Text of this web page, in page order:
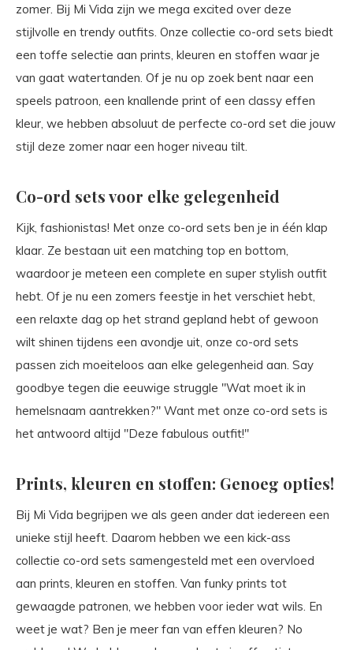
zomer. Bij Mi Vida zijn we mega excited over deze
stijlvolle en trendy outfits. Onze collectie co-ord sets biedt
een toffe selectie aan prints, kleuren en stoffen waar je
van gaat watertanden. Of je nu op zoek bent naar een
speels patroon, een knallende print of een classy effen
kleur, we hebben absoluut de perfecte co-ord set die jouw
stijl deze zomer naar een hoger niveau tilt.
Co-ord sets voor elke gelegenheid
Kijk, fashionistas! Met onze co-ord sets ben je in één klap
klaar. Ze bestaan uit een matching top en bottom,
waardoor je meteen een complete en super stylish outfit
hebt. Of je nu een zomers feestje in het verschiet hebt,
een relaxte dag op het strand gepland hebt of gewoon
wilt shinen tijdens een avondje uit, onze co-ord sets
passen zich moeiteloos aan elke gelegenheid aan. Say
goodbye tegen die eeuwige struggle "Wat moet ik in
hemelsnaam aantrekken?" Want met onze co-ord sets is
het antwoord altijd "Deze fabulous outfit!"
Prints, kleuren en stoffen: Genoeg opties!
Bij Mi Vida begrijpen we als geen ander dat iedereen een
unieke stijl heeft. Daarom hebben we een kick-ass
collectie co-ord sets samengesteld met een overvloed
aan prints, kleuren en stoffen. Van funky prints tot
gewaagde patronen, we hebben voor ieder wat wils. En
weet je wat? Ben je meer fan van effen kleuren? No